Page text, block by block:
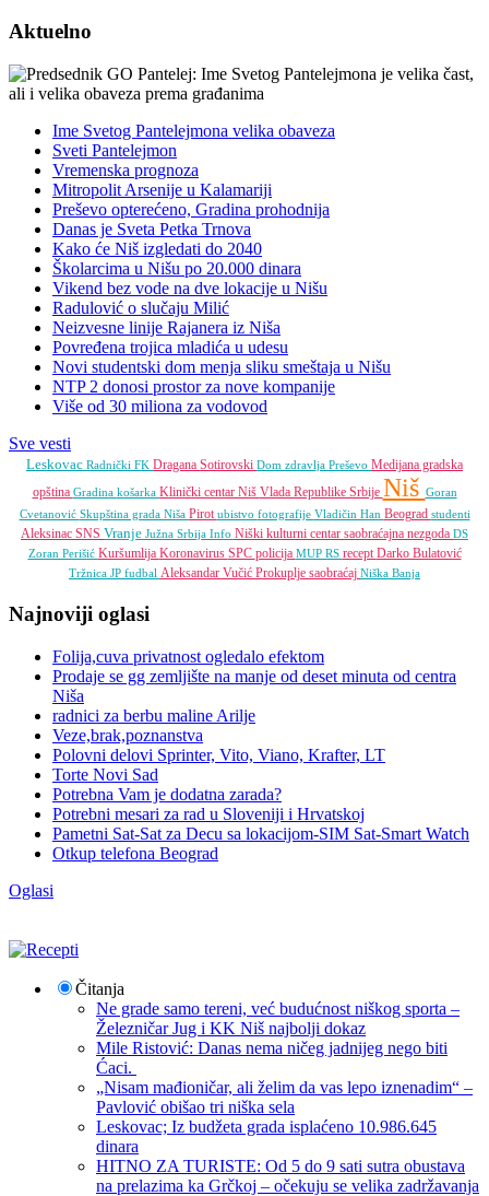
Aktuelno
Ime Svetog Pantelejmona velika obaveza
Sveti Pantelejmon
Vremenska prognoza
Mitropolit Arsenije u Kalamariji
Preševo opterećeno, Gradina prohodnija
Danas je Sveta Petka Trnova
Kako će Niš izgledati do 2040
Školarcima u Nišu po 20.000 dinara
Vikend bez vode na dve lokacije u Nišu
Radulović o slučaju Milić
Neizvesne linije Rajanera iz Niša
Povređena trojica mladića u udesu
Novi studentski dom menja sliku smeštaja u Nišu
NTP 2 donosi prostor za nove kompanije
Više od 30 miliona za vodovod
Sve vesti
Leskovac Radnički FK Dragana Sotirovski Dom zdravlja Preševo Medijana gradska
opština Gradina košarka Klinički centar Niš Vlada Republike Srbije Niš Goran
Cvetanović Skupština grada Niša Pirotubistvo fotografije Vladičin Han Beograd studenti
Aleksinac SNS Vranje Južna Srbija Info Niški kulturni centar saobraćajna nezgoda DS
Zoran Perišić Kuršumlija Koronavirus SPC policija MUP RS receptDarko Bulatović
Tržnica JP fudbal Aleksandar Vučić Prokuplje saobraćaj Niška Banja
Najnoviji oglasi
Folija,cuva privatnost ogledalo efektom
Prodaje se gg zemljište na manje od deset minuta od centra
Niša
radnici za berbu maline Arilje
Veze,brak,poznanstva
Polovni delovi Sprinter, Vito, Viano, Krafter, LT
Torte Novi Sad
Potrebna Vam je dodatna zarada?
Potrebni mesari za rad u Sloveniji i Hrvatskoj
Pametni Sat-Sat za Decu sa lokacijom-SIM Sat-Smart Watch
Otkup telefona Beograd
Oglasi
Čitanja
Ne grade samo tereni, već budućnost niškog sporta –
Železničar Jug i KK Niš najbolji dokaz
Mile Ristović: Danas nema ničeg jadnijeg nego biti
Ćaci.
„Nisam mađioničar, ali želim da vas lepo iznenadim“ –
Pavlović obišao tri niška sela
Leskovac; Iz budžeta grada isplaćeno 10.986.645
dinara
HITNO ZA TURISTE: Od 5 do 9 sati sutra obustava
na prelazima ka Grčkoj – očekuju se velika zadržavanja